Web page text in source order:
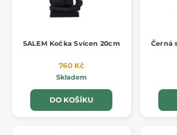
SALEM Kočka Svícen 20cm
760 Kč
Skladem
DO KOŠÍKU
Černá